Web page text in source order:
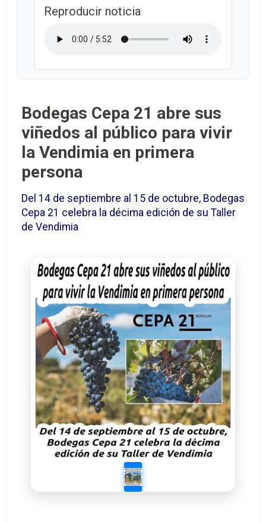
Reproducir noticia
Bodegas Cepa 21 abre sus
viñedos al público para vivir
la Vendimia en primera
persona
Del 14 de septiembre al 15 de octubre, Bodegas
Cepa 21 celebra la décima edición de su Taller
de Vendimia